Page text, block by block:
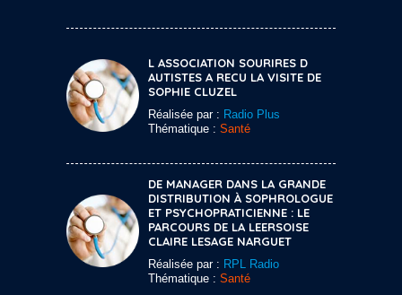
L ASSOCIATION SOURIRES D
AUTISTES A RECU LA VISITE DE
SOPHIE CLUZEL
Réalisée par : Radio Plus
Thématique : Santé
DE MANAGER DANS LA GRANDE
DISTRIBUTION À SOPHROLOGUE
ET PSYCHOPRATICIENNE : LE
PARCOURS DE LA LEERSOISE
CLAIRE LESAGE NARGUET
Réalisée par : RPL Radio
Thématique : Santé